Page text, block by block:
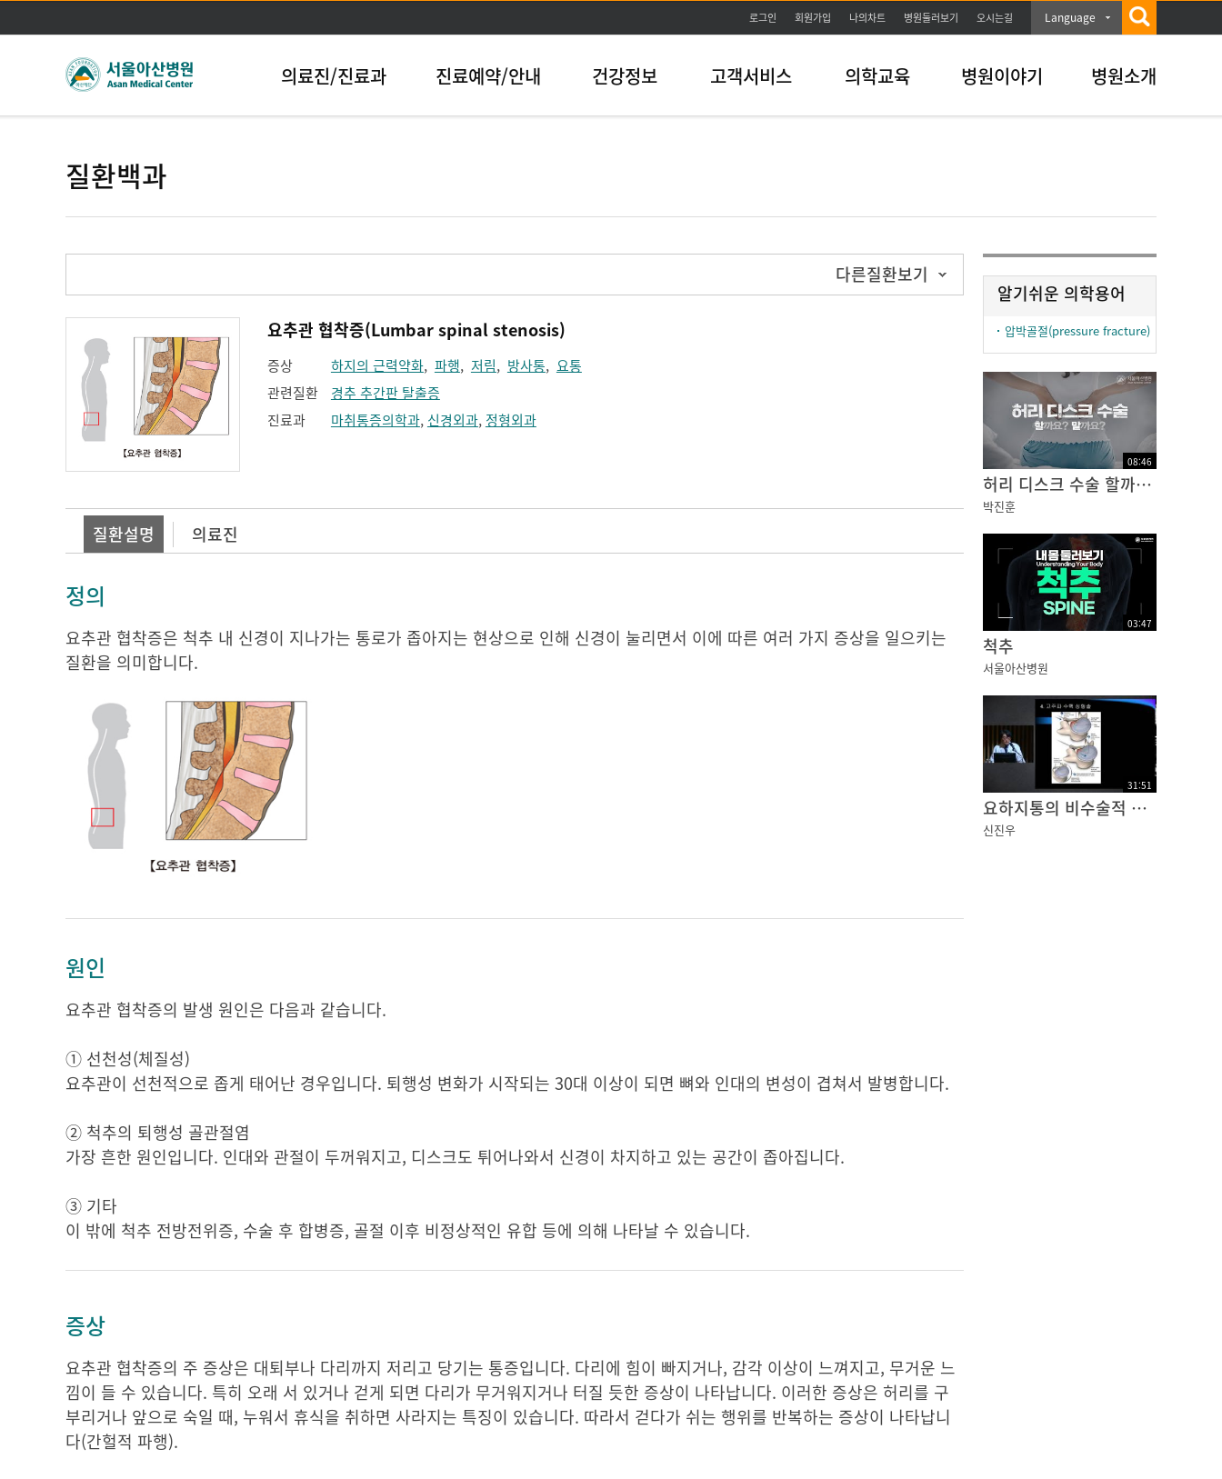
본문바로가기
로그인 회원가입 나의차트 병원둘러보기 오시는길 Language
의료진/진료과 진료예약/안내 건강정보 고객서비스 의학교육 병원이야기 병원소개
질환백과
다른질환보기
요추관 협착증(Lumbar spinal stenosis)
증상 하지의 근력약화, 파행, 저림, 방사통, 요통
관련질환
경추 추간판 탈출증
진료과
마취통증의학과, 신경외과, 정형외과
질환설명 의료진
정의
요추관 협착증은 척추 내 신경이 지나가는 통로가 좁아지는 현상으로 인해 신경이 눌리면서 이에 따른 여러 가지 증상을 일으키는
질환을 의미합니다.
원인
요추관 협착증의 발생 원인은 다음과 같습니다.
① 선천성(체질성)
요추관이 선천적으로 좁게 태어난 경우입니다. 퇴행성 변화가 시작되는 30대 이상이 되면 뼈와 인대의 변성이 겹쳐서 발병합니다.
② 척추의 퇴행성 골관절염
가장 흔한 원인입니다. 인대와 관절이 두꺼워지고, 디스크도 튀어나와서 신경이 차지하고 있는 공간이 좁아집니다.
③ 기타
이 밖에 척추 전방전위증, 수술 후 합병증, 골절 이후 비정상적인 유합 등에 의해 나타날 수 있습니다.
증상
요추관 협착증의 주 증상은 대퇴부나 다리까지 저리고 당기는 통증입니다. 다리에 힘이 빠지거나, 감각 이상이 느껴지고, 무거운 느
낌이 들 수 있습니다. 특히 오래 서 있거나 걷게 되면 다리가 무거워지거나 터질 듯한 증상이 나타납니다. 이러한 증상은 허리를 구
부리거나 앞으로 숙일 때, 누워서 휴식을 취하면 사라지는 특징이 있습니다. 따라서 걷다가 쉬는 행위를 반복하는 증상이 나타납니
다(간헐적 파행).
알기쉬운 의학용어
압박골절(pressure fracture)
08:46
허리 디스크 수술 할까요? 말까요? feat. 신경외과 박진훈 교수 | 서울아산병원
박진훈
03:47
척추
서울아산병원
31:51
요하지통의 비수술적 치료법
신진우